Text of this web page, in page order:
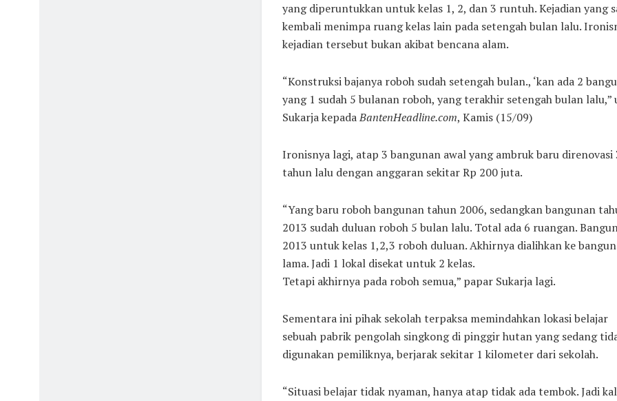
yang diperuntukkan untuk kelas 1, 2, dan 3 runtuh. Kejadian yang
kembali menimpa ruang kelas lain pada setengah bulan lalu.
kejadian tersebut bukan akibat bencana alam.
“Konstruksi bajanya roboh sudah setengah bulan., ‘kan ada 2
yang 1 sudah 5 bulanan roboh, yang terakhir setengah bulan lalu,”
Sukarja kepadaBantenHeadline.com, Kamis (15/09)
Ironisnya lagi, atap 3 bangunan awal yang ambruk baru direnovasi
tahun lalu dengan anggaran sekitar Rp 200 juta.
“Yang baru roboh bangunan tahun 2006, sedangkan bangunan
2013 sudah duluan roboh 5 bulan lalu. Total ada 6 ruangan.
2013 untuk kelas 1,2,3 roboh duluan. Akhirnya dialihkan ke
lama. Jadi 1 lokal disekat untuk 2 kelas.
Tetapi akhirnya pada roboh semua,” papar Sukarja lagi.
Sementara ini pihak sekolah terpaksa memindahkan lokasi belajar
sebuah pabrik pengolah singkong di pinggir hutan yang sedang
digunakan pemiliknya, berjarak sekitar 1 kilometer dari sekolah.
“Situasi belajar tidak nyaman, hanya atap tidak ada tembok. Jadi